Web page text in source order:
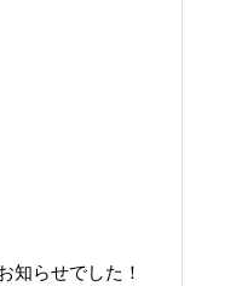
らせでした！